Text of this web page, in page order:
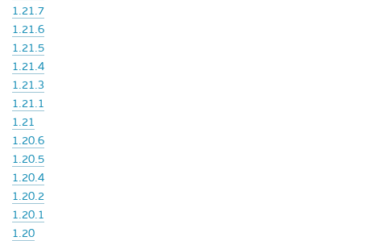
1.21.7
1.21.6
1.21.5
1.21.4
1.21.3
1.21.1
1.21
1.20.6
1.20.5
1.20.4
1.20.2
1.20.1
1.20